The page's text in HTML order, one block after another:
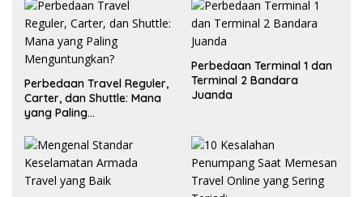
Perbedaan Travel Reguler,
Carter, dan Shuttle: Mana
yang Paling
Perbedaan Terminal 1 dan
Terminal 2 Bandara
Juanda